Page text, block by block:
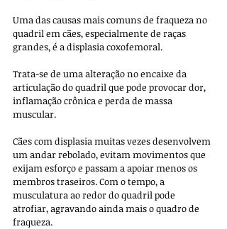
Uma das causas mais comuns de fraqueza no
quadril em cães, especialmente de raças
grandes, é a displasia coxofemoral.
Trata-se de uma alteração no encaixe da
articulação do quadril que pode provocar dor,
inflamação crônica e perda de massa
muscular.
Cães com displasia muitas vezes desenvolvem
um andar rebolado, evitam movimentos que
exijam esforço e passam a apoiar menos os
membros traseiros. Com o tempo, a
musculatura ao redor do quadril pode
atrofiar, agravando ainda mais o quadro de
fraqueza.